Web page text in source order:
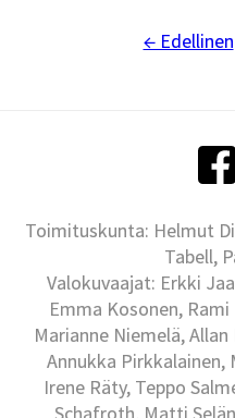
← Edellinen
Toimituskunta: Helmut
Tabell,
Valokuvaajat: Erkki
Emma Kosonen,
Marianne Niemelä,
Annukka Pirkkalainen,
Irene Räty, Teppo